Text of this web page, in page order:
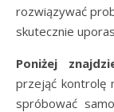
rozwiązywać
skutecznie
Poniżej
przejąć kontrolę
spróbować